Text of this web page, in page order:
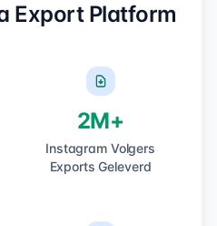
Export Platform
2M+
Instagram Volgers
Exports Geleverd